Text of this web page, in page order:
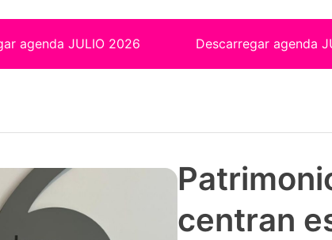
agenda JULIO 2026 Descarregar agenda
centran